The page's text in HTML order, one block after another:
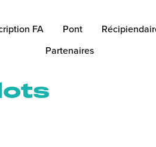
FA Pont
Partenaires